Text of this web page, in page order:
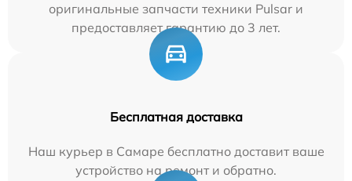
оригинальные запчасти техники Pulsar и
предоставляет гарантию до 3 лет.
Бесплатная доставка
Наш курьер в Самаре бесплатно доставит ваше
устройство на ремонт и обратно.